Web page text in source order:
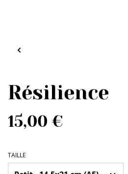
Résilience
15,00 €
TAILLE